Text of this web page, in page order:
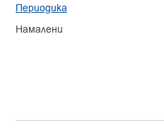
Периодика
Намалени